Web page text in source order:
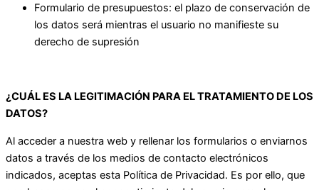
Formulario de presupuestos: el plazo de conservación de
los datos será mientras el usuario no manifieste su
derecho de supresión
¿CUÁL ES LA LEGITIMACIÓN PARA EL TRATAMIENTO DE LOS
DATOS?
Al acceder a nuestra web y rellenar los formularios o enviarnos
datos a través de los medios de contacto electrónicos
indicados, aceptas esta Política de Privacidad. Es por ello, que